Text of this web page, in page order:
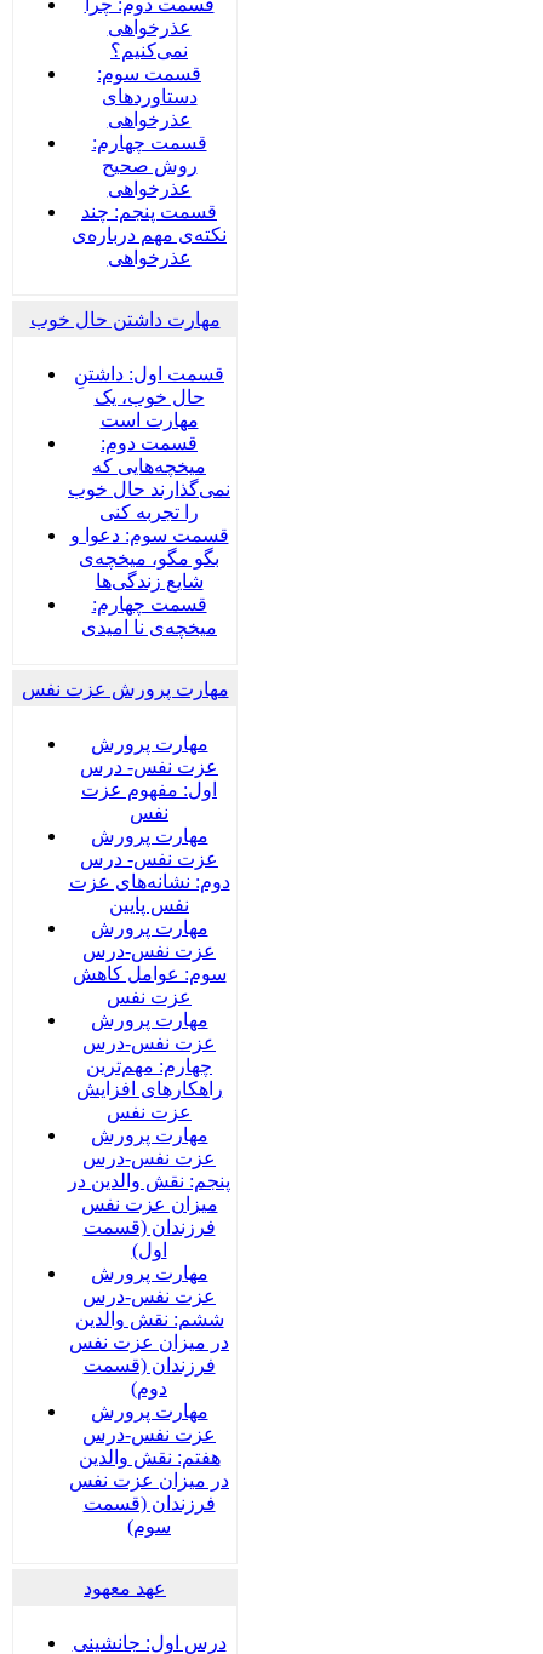
قسمت دوم: چرا
عذرخواهی
نمی‌کنیم؟
قسمت سوم:
دستاوردهای
عذرخواهی
قسمت چهارم:
روش صحیح
عذرخواهی
قسمت پنجم: چند
نکته‌ی مهم درباره‌ی
عذرخواهی
مهارت داشتن حال خوب
قسمت اول: داشتنِ
حال خوب، یک
مهارت است
قسمت دوم:
میخچه‌هایی که
نمی‌گذارند حال خوب
را تجربه کنی
قسمت سوم: دعوا و
بگو مگو، میخچه‌ی
شایع زندگی‌ها
قسمت چهارم:
میخچه‌ی نا امیدی
مهارت پرورش عزت نفس
مهارت پرورش
عزت نفس- درس
اول: مفهوم عزت
نفس
مهارت پرورش
عزت نفس- درس
دوم: نشانه‌های عزت
نفس پایین
مهارت پرورش
عزت نفس-درس
سوم: عوامل کاهش
عزت نفس
مهارت پرورش
عزت نفس-درس
چهارم: مهم‌ترین
راهکارهای افزایش
عزت نفس
مهارت پرورش
عزت نفس-درس
پنجم: نقش والدین در
میزان عزت نفس
فرزندان (قسمت
اول)
مهارت پرورش
عزت نفس-درس
ششم: نقش والدین
در میزان عزت نفس
فرزندان (قسمت
دوم)
مهارت پرورش
عزت نفس-درس
هفتم: نقش والدین
در میزان عزت نفس
فرزندان (قسمت
سوم)
عهد معهود
درس اول: جانشینی